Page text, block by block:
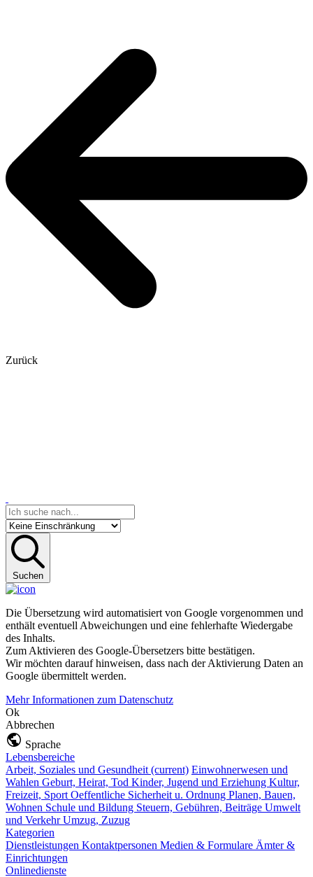
Zurück
Suchen
Die Übersetzung wird automatisiert von Google vorgenommen und
enthält eventuell Abweichungen und eine fehlerhafte Wiedergabe
des Inhalts.
Zum Aktivieren des Google-Übersetzers bitte bestätigen.
Wir möchten darauf hinweisen, dass nach der Aktivierung Daten an
Google übermittelt werden.
Mehr Informationen zum Datenschutz
Ok
Abbrechen
Sprache
Lebensbereiche
Arbeit, Soziales und Gesundheit (current) Einwohnerwesen und
Wahlen Geburt, Heirat, Tod Kinder, Jugend und Erziehung Kultur,
Freizeit, Sport Oeffentliche Sicherheit u. Ordnung Planen, Bauen,
Wohnen Schule und Bildung Steuern, Gebühren, Beiträge Umwelt
und VerkehrUmzug, Zuzug
Kategorien
Dienstleistungen Kontaktpersonen Medien & Formulare Ämter &
Einrichtungen
Onlinedienste